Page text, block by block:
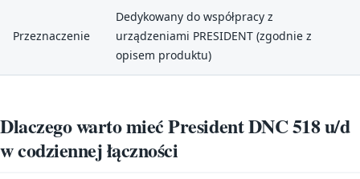
Przeznaczenie
Dedykowany do współpracy z
urządzeniami PRESIDENT (zgodnie z
opisem produktu)
Dlaczego warto mieć President DNC 518 u/d
w codziennej łączności